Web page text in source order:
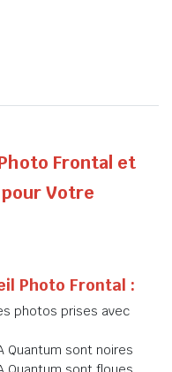
Frontal et
Votre
Photo Frontal :
photos prises avec
Quantum sont noires